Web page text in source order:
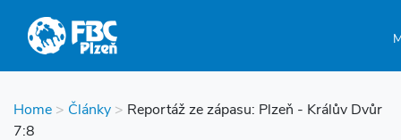
Home > Články > Reportáž ze zápasu: Plzeň - Králův Dvůr
7:8